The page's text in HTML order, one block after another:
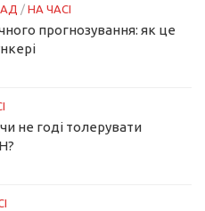
/ НА ЧАСІ
прогнозування: як це
не годі толерувати